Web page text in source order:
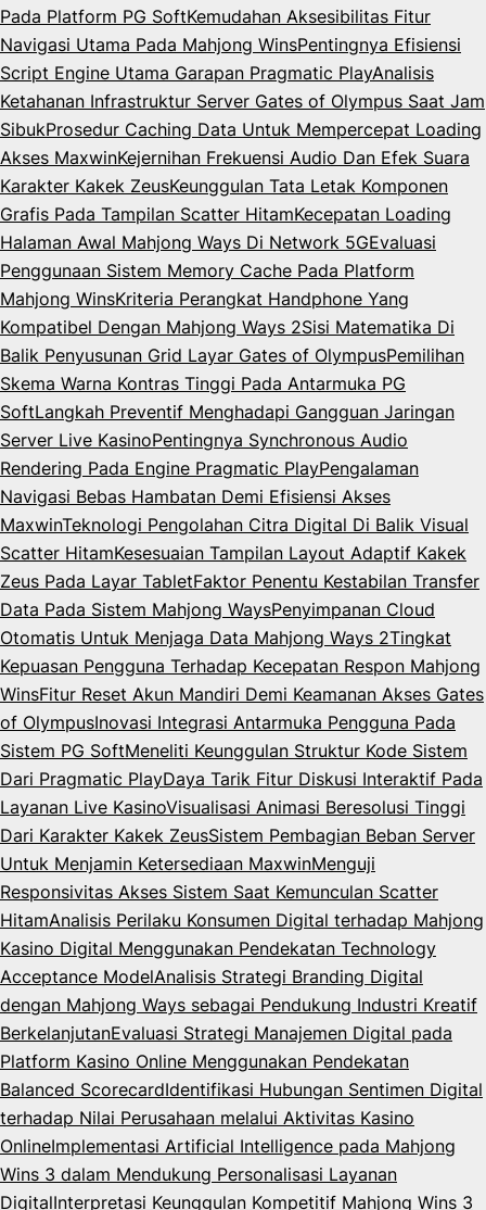
Pada Platform PG SoftKemudahan Aksesibilitas Fitur
Navigasi Utama Pada Mahjong WinsPentingnya Efisiensi
Script Engine Utama Garapan Pragmatic PlayAnalisis
Ketahanan Infrastruktur Server Gates of Olympus Saat Jam
SibukProsedur Caching Data Untuk Mempercepat Loading
Akses MaxwinKejernihan Frekuensi Audio Dan Efek Suara
Karakter Kakek ZeusKeunggulan Tata Letak Komponen
Grafis Pada Tampilan Scatter HitamKecepatan Loading
Halaman Awal Mahjong Ways Di Network 5GEvaluasi
Penggunaan Sistem Memory Cache Pada Platform
Mahjong WinsKriteria Perangkat Handphone Yang
Kompatibel Dengan Mahjong Ways 2Sisi Matematika Di
Balik Penyusunan Grid Layar Gates of OlympusPemilihan
Skema Warna Kontras Tinggi Pada Antarmuka PG
SoftLangkah Preventif Menghadapi Gangguan Jaringan
Server Live KasinoPentingnya Synchronous Audio
Rendering Pada Engine Pragmatic PlayPengalaman
Navigasi Bebas Hambatan Demi Efisiensi Akses
MaxwinTeknologi Pengolahan Citra Digital Di Balik Visual
Scatter HitamKesesuaian Tampilan Layout Adaptif Kakek
Zeus Pada Layar TabletFaktor Penentu Kestabilan Transfer
Data Pada Sistem Mahjong WaysPenyimpanan Cloud
Otomatis Untuk Menjaga Data Mahjong Ways 2Tingkat
Kepuasan Pengguna Terhadap Kecepatan Respon Mahjong
WinsFitur Reset Akun Mandiri Demi Keamanan Akses Gates
of OlympusInovasi Integrasi Antarmuka Pengguna Pada
Sistem PG SoftMeneliti Keunggulan Struktur Kode Sistem
Dari Pragmatic PlayDaya Tarik Fitur Diskusi Interaktif Pada
Layanan Live KasinoVisualisasi Animasi Beresolusi Tinggi
Dari Karakter Kakek ZeusSistem Pembagian Beban Server
Untuk Menjamin Ketersediaan MaxwinMenguji
Responsivitas Akses Sistem Saat Kemunculan Scatter
HitamAnalisis Perilaku Konsumen Digital terhadap Mahjong
Kasino Digital Menggunakan Pendekatan Technology
Acceptance ModelAnalisis Strategi Branding Digital
dengan Mahjong Ways sebagai Pendukung Industri Kreatif
BerkelanjutanEvaluasi Strategi Manajemen Digital pada
Platform Kasino Online Menggunakan Pendekatan
Balanced ScorecardIdentifikasi Hubungan Sentimen Digital
terhadap Nilai Perusahaan melalui Aktivitas Kasino
OnlineImplementasi Artificial Intelligence pada Mahjong
Wins 3 dalam Mendukung Personalisasi Layanan
DigitalInterpretasi Keunggulan Kompetitif Mahjong Wins 3